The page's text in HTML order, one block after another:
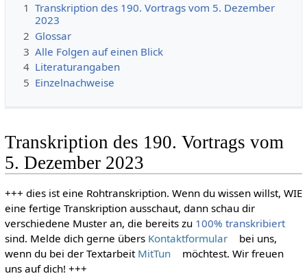
1 Transkription des 190. Vortrags vom 5. Dezember
2023
2 Glossar
3 Alle Folgen auf einen Blick
4 Literaturangaben
5 Einzelnachweise
Transkription des 190. Vortrags vom
5. Dezember 2023
+++ dies ist eine Rohtranskription. Wenn du wissen willst, WIE
eine fertige Transkription ausschaut, dann schau dir
verschiedene Muster an, die bereits zu 100% transkribiert
sind. Melde dich gerne übers Kontaktformular
bei uns,
wenn du bei der Textarbeit MitTun
möchtest. Wir freuen
uns auf dich! +++